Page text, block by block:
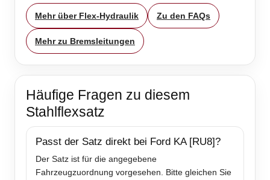
Mehr über Flex-Hydraulik Zu den FAQs
Mehr zu Bremsleitungen
Häufige Fragen zu diesem
Stahlflexsatz
Passt der Satz direkt bei Ford KA [RU8]?
Der Satz ist für die angegebene
Fahrzeugzuordnung vorgesehen. Bitte gleichen Sie